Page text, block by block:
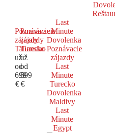
Poznávacie
zájazdy
Taliansko
už
od
699
€
Poznávacie
zájazdy
Turecko
už
od
599
€
Last
Minute
Dovolenka
Poznávacie
zájazdy
Last
Minute
Turecko
Dovolenka
Maldivy
Last
Minute
Egypt